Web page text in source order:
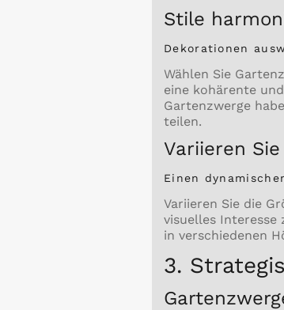
Stile
Dekorationen
Wählen Sie
eine kohärente
Gartenzwerge
teilen.
Variieren
Einen
Variieren Sie die
visuelles Interesse
in verschiedenen
3.